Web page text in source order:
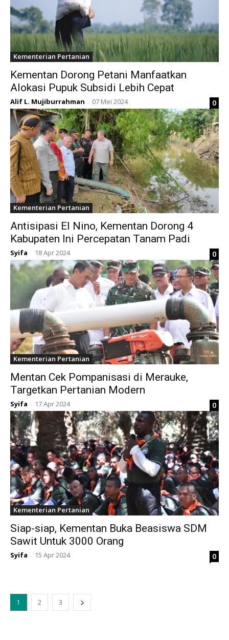
Kementerian Pertanian
Kementan Dorong Petani Manfaatkan
Alokasi Pupuk Subsidi Lebih Cepat
Alif L. Mujiburrahman - 07 Mei 2024 0
Kementerian Pertanian
Antisipasi El Nino, Kementan Dorong 4
Kabupaten Ini Percepatan Tanam Padi
Syifa - 18 Apr 2024 0
Kementerian Pertanian
Mentan Cek Pompanisasi di Merauke,
Targetkan Pertanian Modern
Syifa - 17 Apr 2024 0
Kementerian Pertanian
Siap-siap, Kementan Buka Beasiswa SDM
Sawit Untuk 3000 Orang
Syifa - 15 Apr 2024 0
1 2 3